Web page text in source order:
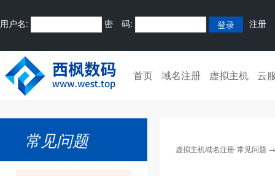
用户名: 密 码: 注册
首页 域名注册 虚拟主机 云
常见问题 虚拟主机域名注册-常见问题